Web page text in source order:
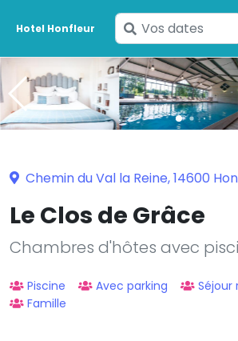
Hotel Honfleur
Saisissez
vos
dates
Chemin du Val la Reine, 14600
Le Clos de Grâce
Chambres d'hôtes avec
Piscine Avec parking
Séjour
Famille